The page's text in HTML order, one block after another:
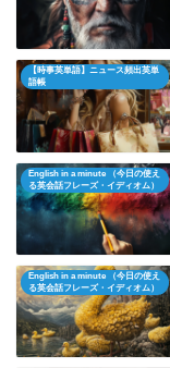
【時事英単語】ニュース頻出英単
語帳
English in a minute （今日の使え
る英会話フレーズ・イディオム）
English in a minute （今日の使え
る英会話フレーズ・イディオム）